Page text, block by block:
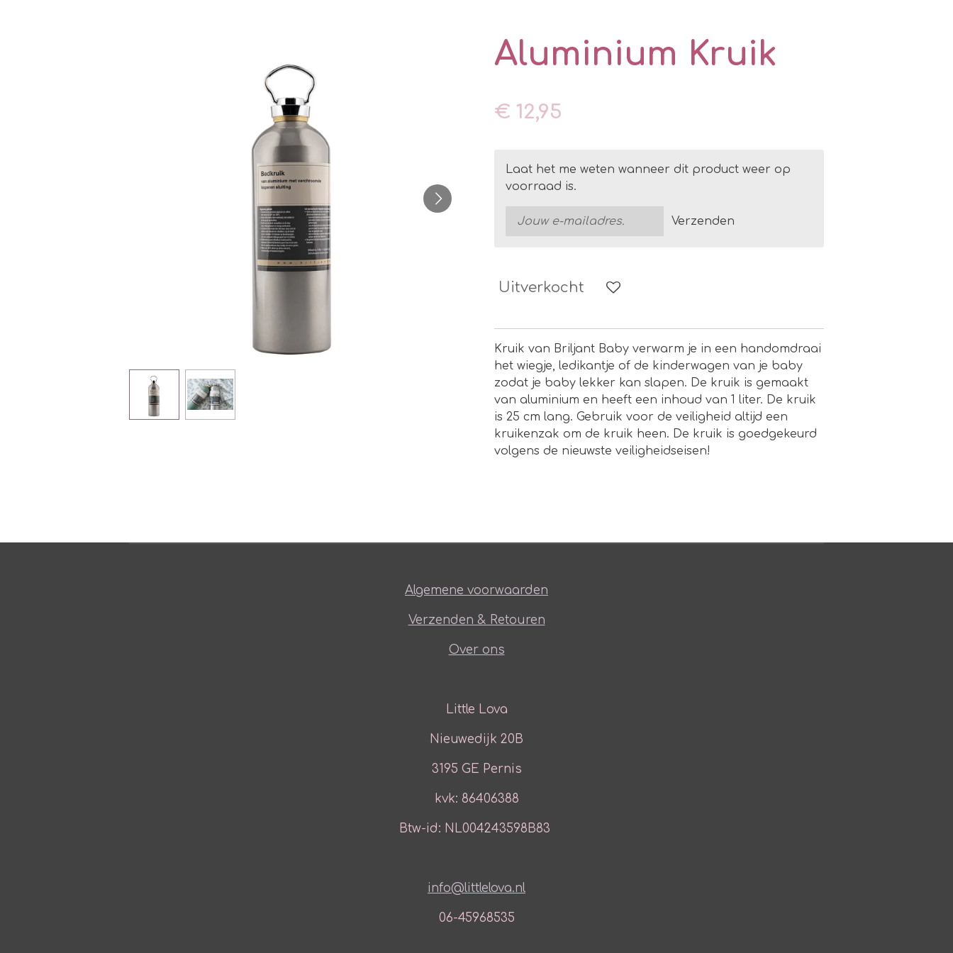
Aluminium Kruik
€ 12,95
Laat het me weten wanneer dit product weer op
voorraad is.
Verzenden
Uitverkocht
Kruik van Briljant Baby verwarm je in een handomdraai
het wiegje, ledikantje of de kinderwagen van je baby
zodat je baby lekker kan slapen. De kruik is gemaakt
van aluminium en heeft een inhoud van 1 liter. De kruik
is 25 cm lang. Gebruik voor de veiligheid altijd een
kruikenzak om de kruik heen. De kruik is goedgekeurd
volgens de nieuwste veiligheidseisen!
Algemene voorwaarden
Verzenden & Retouren
Over ons
Little Lova
Nieuwedijk 20B
3195 GE Pernis
kvk: 86406388
Btw-id: NL004243598B83
info@littlelova.nl
06-45968535